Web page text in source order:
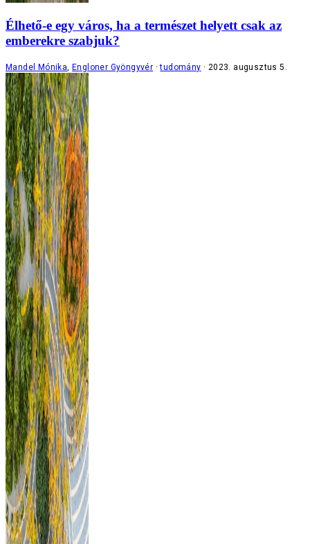
Élhető-e egy város, ha a természet helyett csak az
emberekre szabjuk?
Mandel Mónika, Engloner Gyöngyvér tudomány 2023. augusztus 5.